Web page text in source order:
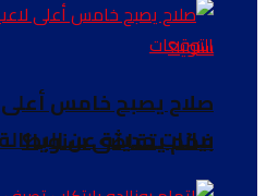
بيانات حديثة عن
صلاح يصبح خامس أعلى
فكم يتقاضى سنويا؟